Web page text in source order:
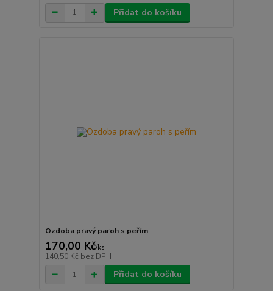
Přidat do košíku
Ozdoba pravý paroh s peřím
170,00 Kč/ks
140,50 Kč bez DPH
Přidat do košíku